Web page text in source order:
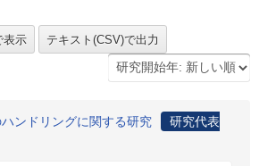
ンドリングに関する研究
研究代表